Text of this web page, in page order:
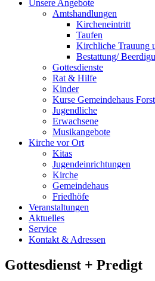
Unsere Angebote
Amtshandlungen
Kircheneintritt
Taufen
Kirchliche Trauung
Bestattung/
Gottesdienste
Rat & Hilfe
Kinder
Kurse Gemeindehaus
Jugendliche
Erwachsene
Musikangebote
Kirche vor Ort
Kitas
Jugendeinrichtungen
Kirche
Gemeindehaus
Friedhöfe
Veranstaltungen
Aktuelles
Service
Kontakt & Adressen
Gottesdienst + Predigt